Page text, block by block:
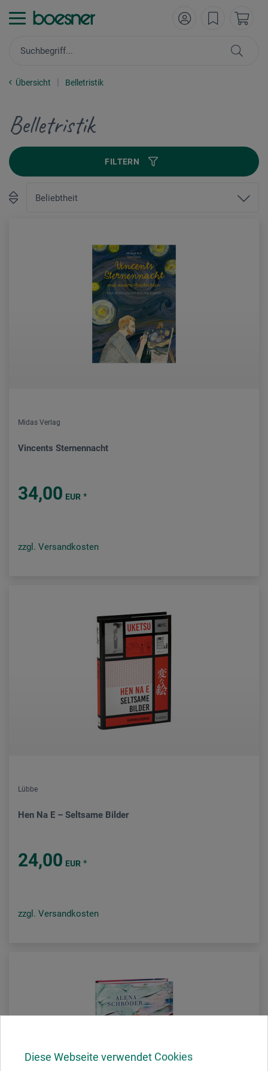
Diese Webseite verwendet Cookies
Übersicht Belletristik
Belletristik
FILTERN
Midas Verlag
Vincents Sternennacht
34,00 EUR *
zzgl. Versandkosten
Lübbe
Hen Na E – Seltsame Bilder
24,00 EUR *
zzgl. Versandkosten